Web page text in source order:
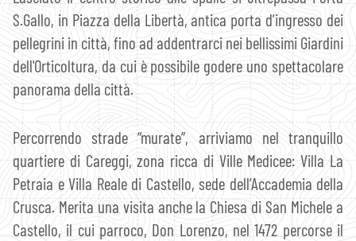
S.Gallo, in Piazza della Libertà, antica porta d’ingresso dei
pellegrini in città, fino ad addentrarci nei bellissimi Giardini
dell'Orticoltura, da cui è possibile godere uno spettacolare
panorama della città.
Percorrendo strade “murate”, arriviamo nel tranquillo
quartiere di Careggi, zona ricca di Ville Medicee: Villa La
Petraia e Villa Reale di Castello, sede dell’Accademia della
Crusca. Merita una visita anche la Chiesa di San Michele a
Castello, il cui parroco, Don Lorenzo, nel 1472 percorse il